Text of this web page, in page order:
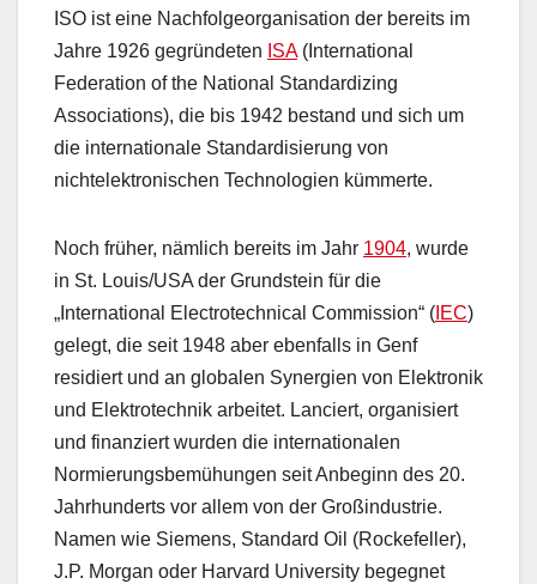
ISO ist eine Nachfolgeorganisation der bereits im
Jahre 1926 gegründeten ISA(International
Federation of the National Standardizing
Associations), die bis 1942 bestand und sich um
die internationale Standardisierung von
nichtelektronischen Technologien kümmerte.
Noch früher, nämlich bereits im Jahr 1904, wurde
in St. Louis/USA der Grundstein für die
„International Electrotechnical Commission“ ( IEC)
gelegt, die seit 1948 aber ebenfalls in Genf
residiert und an globalen Synergien von Elektronik
und Elektrotechnik arbeitet. Lanciert, organisiert
und finanziert wurden die internationalen
Normierungsbemühungen seit Anbeginn des 20.
Jahrhunderts vor allem von der Großindustrie.
Namen wie Siemens, Standard Oil (Rockefeller),
J.P. Morgan oder Harvard University begegnet